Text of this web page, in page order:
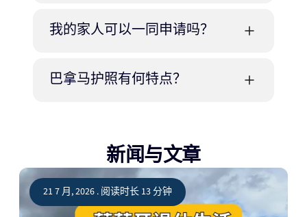
我的家人可以一同申请吗？
巴拿马护照有何特点？
新闻与文章
21 7 月, 2026 . 阅读时长 13 分钟